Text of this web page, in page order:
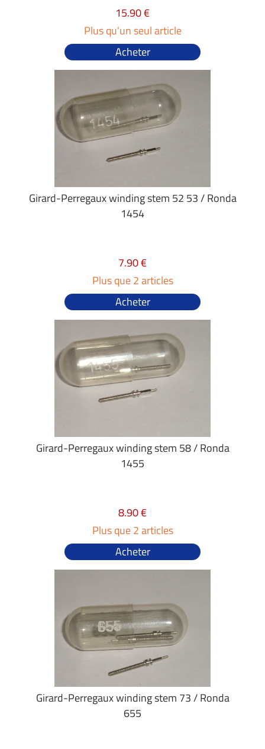
15.90 €
Plus qu'un seul article
Acheter
Girard-Perregaux winding stem 52 53 / Ronda
1454
7.90 €
Plus que 2 articles
Acheter
Girard-Perregaux winding stem 58 / Ronda
1455
8.90 €
Plus que 2 articles
Acheter
Girard-Perregaux winding stem 73 / Ronda
655